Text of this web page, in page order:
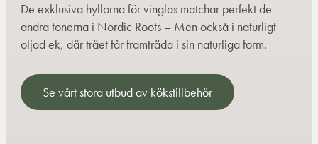
De exklusiva hyllorna för vinglas matchar perfekt de
andra tonerna i Nordic Roots – Men också i naturligt
oljad ek, där träet får framträda i sin naturliga form.
Se vårt stora utbud av kökstillbehör